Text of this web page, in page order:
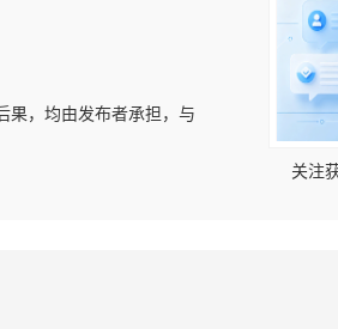
果，均由发布者承担，与
关注